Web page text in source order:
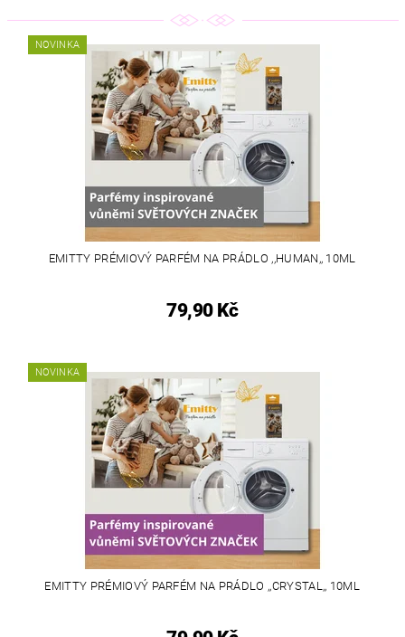
NOVINKA
EMITTY PRÉMIOVÝ PARFÉM NA PRÁDLO ,,HUMAN,, 10ML
79,90 Kč
NOVINKA
EMITTY PRÉMIOVÝ PARFÉM NA PRÁDLO ,,CRYSTAL,, 10ML